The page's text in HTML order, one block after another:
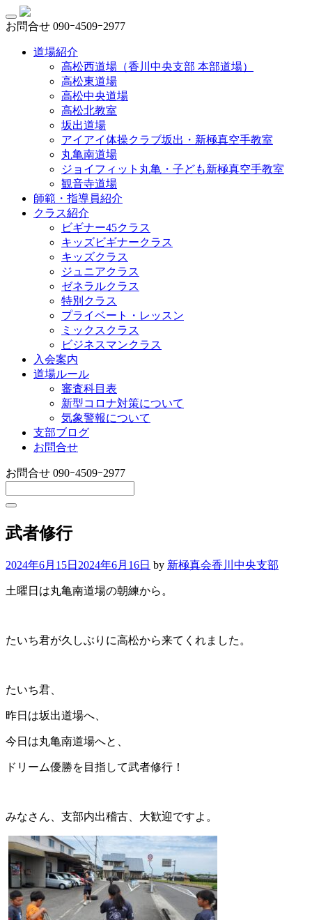
お問合せ 090ｰ4509ｰ2977
道場紹介
高松西道場（香川中央支部 本部道場）
高松東道場
高松中央道場
高松北教室
坂出道場
アイアイ体操クラブ坂出・新極真空手教室
丸亀南道場
ジョイフィット丸亀・子ども新極真空手教室
観音寺道場
師範・指導員紹介
クラス紹介
ビギナー45クラス
キッズビギナークラス
キッズクラス
ジュニアクラス
ゼネラルクラス
特別クラス
プライベート・レッスン
ミックスクラス
ビジネスマンクラス
入会案内
道場ルール
審査科目表
新型コロナ対策について
気象警報について
支部ブログ
お問合せ
お問合せ 090ｰ4509ｰ2977
武者修行
2024年6月15日 2024年6月16日 by 新極真会香川中央支部
土曜日は丸亀南道場の朝練から。
たいち君が久しぶりに高松から来てくれました。
たいち君、
昨日は坂出道場へ、
今日は丸亀南道場へと、
ドリーム優勝を目指して武者修行！
みなさん、支部内出稽古、大歓迎ですよ。